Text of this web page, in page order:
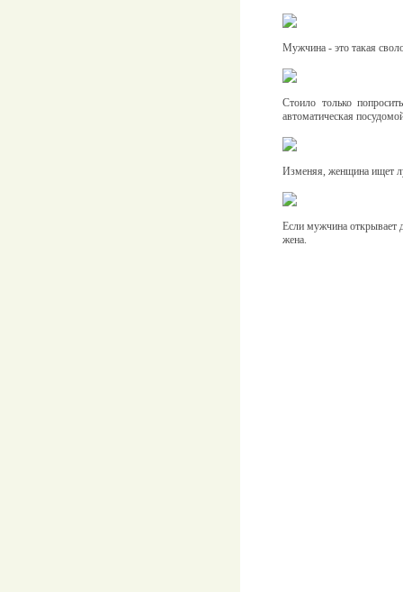
Мужчина - это такая
Стоило только
автоматическая
Изменяя, женщина ищет
Если мужчина открывает
жена.